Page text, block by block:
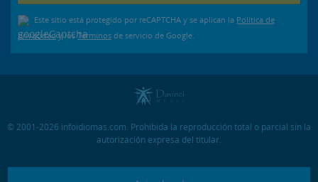
Este sitio está protegido por reCAPTCHA y se aplican la Política de
privacidady losTérminos de servicio de Google.
© 2001-2026 infoidiomas.com. Prohibida la reproducción total o parcial sin la
autorización expresa del titular.